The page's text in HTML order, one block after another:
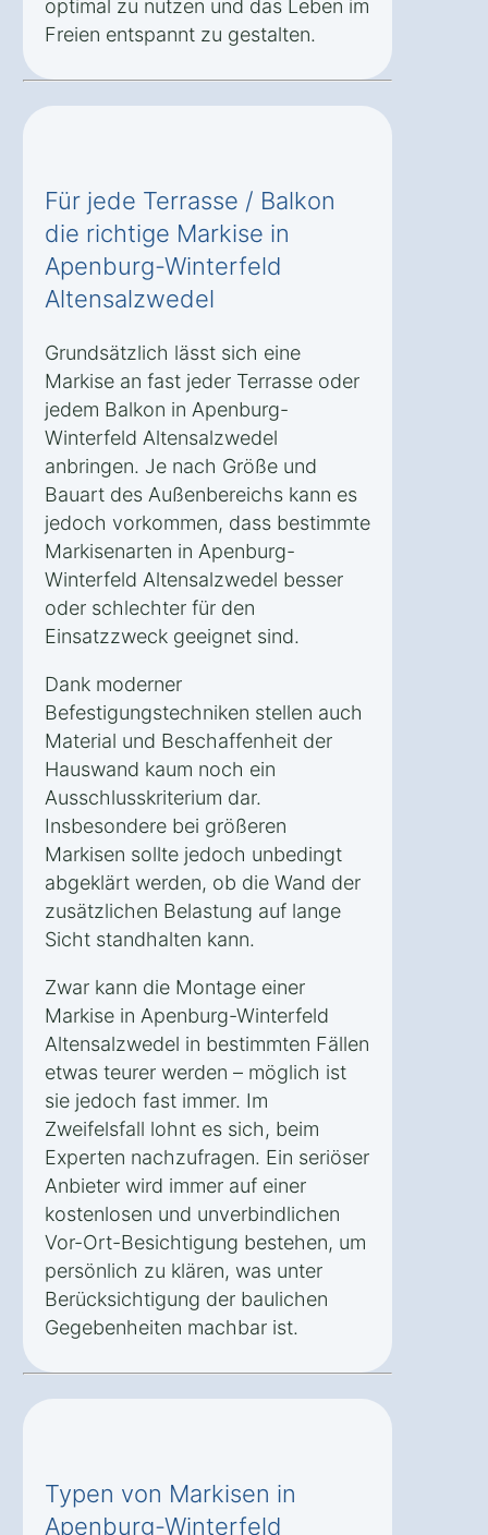
optimal zu nutzen und das Leben im
Freien entspannt zu gestalten.
Für jede Terrasse / Balkon
die richtige Markise in
Apenburg-Winterfeld
Altensalzwedel
Grundsätzlich lässt sich eine
Markise an fast jeder Terrasse oder
jedem Balkon in Apenburg-
Winterfeld Altensalzwedel
anbringen. Je nach Größe und
Bauart des Außenbereichs kann es
jedoch vorkommen, dass bestimmte
Markisenarten in Apenburg-
Winterfeld Altensalzwedel besser
oder schlechter für den
Einsatzzweck geeignet sind.
Dank moderner
Befestigungstechniken stellen auch
Material und Beschaffenheit der
Hauswand kaum noch ein
Ausschlusskriterium dar.
Insbesondere bei größeren
Markisen sollte jedoch unbedingt
abgeklärt werden, ob die Wand der
zusätzlichen Belastung auf lange
Sicht standhalten kann.
Zwar kann die Montage einer
Markise in Apenburg-Winterfeld
Altensalzwedel in bestimmten Fällen
etwas teurer werden – möglich ist
sie jedoch fast immer. Im
Zweifelsfall lohnt es sich, beim
Experten nachzufragen. Ein seriöser
Anbieter wird immer auf einer
kostenlosen und unverbindlichen
Vor-Ort-Besichtigung bestehen, um
persönlich zu klären, was unter
Berücksichtigung der baulichen
Gegebenheiten machbar ist.
Typen von Markisen in
Apenburg-Winterfeld